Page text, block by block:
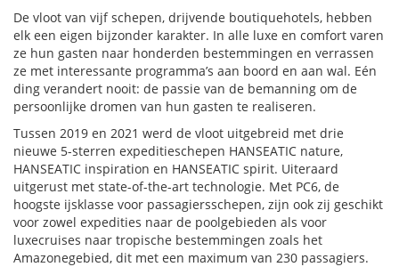
De vloot van vijf schepen, drijvende boutiquehotels, hebben
elk een eigen bijzonder karakter. In alle luxe en comfort varen
ze hun gasten naar honderden bestemmingen en verrassen
ze met interessante programma’s aan boord en aan wal. Eén
ding verandert nooit: de passie van de bemanning om de
persoonlijke dromen van hun gasten te realiseren.
Tussen 2019 en 2021 werd de vloot uitgebreid met drie
nieuwe 5-sterren expeditieschepen HANSEATIC nature,
HANSEATIC inspiration en HANSEATIC spirit. Uiteraard
uitgerust met state-of-the-art technologie. Met PC6, de
hoogste ijsklasse voor passagiersschepen, zijn ook zij geschikt
voor zowel expedities naar de poolgebieden als voor
luxecruises naar tropische bestemmingen zoals het
Amazonegebied, dit met een maximum van 230 passagiers.